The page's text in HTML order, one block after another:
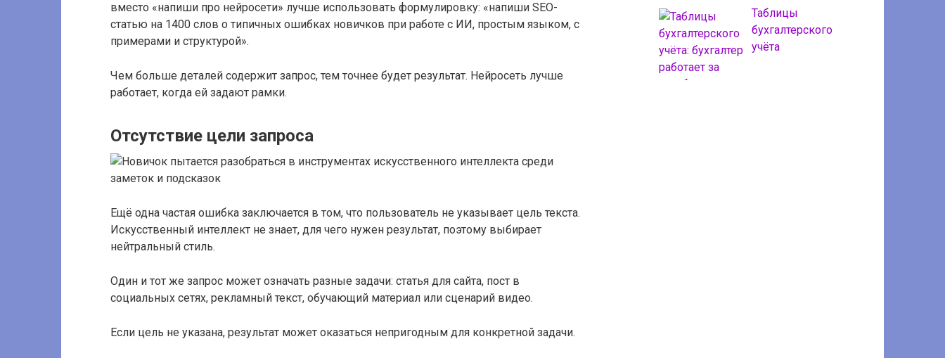
вместо «напиши про нейросети» лучше использовать формулировку: «напиши SEO-
статью на 1400 слов о типичных ошибках новичков при работе с ИИ, простым языком, с
примерами и структурой».
Чем больше деталей содержит запрос, тем точнее будет результат. Нейросеть лучше
работает, когда ей задают рамки.
Отсутствие цели запроса
Ещё одна частая ошибка заключается в том, что пользователь не указывает цель текста.
Искусственный интеллект не знает, для чего нужен результат, поэтому выбирает
нейтральный стиль.
Один и тот же запрос может означать разные задачи: статья для сайта, пост в
социальных сетях, рекламный текст, обучающий материал или сценарий видео.
Если цель не указана, результат может оказаться непригодным для конкретной задачи.
Таблицы
бухгалтерского
учёта